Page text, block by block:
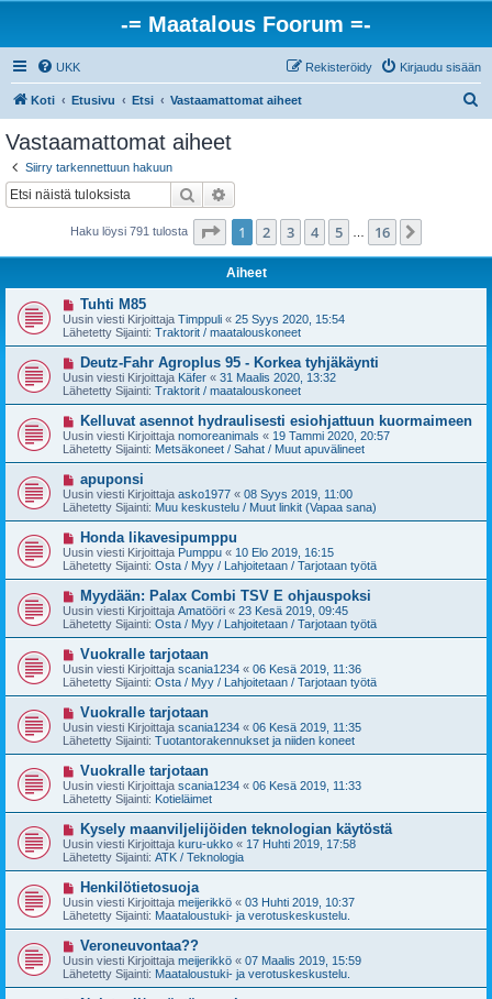
-= Maatalous Foorum =-
UKK Kirjaudu sisään
Rekisteröidy
Koti Etusivu Etsi Vastaamattomat aiheet
Vastaamattomat aiheet
Siirry tarkennettuun hakuun
Etsi
Haku löysi 791 tulosta Sivu /16
1 2 3 4 5 16
Aiheet
U
u
s
i
v
e
s
t
Tuhti M85
Uusin viesti Kirjoittaja Timppuli « 25 Syys 2020, 15:54
Lähetetty Sijainti: Traktorit / maatalouskoneet
U
u
s
i
v
e
s
t
Deutz-Fahr Agroplus 95 - Korkea tyhjäkäynti
Uusin viesti Kirjoittaja Käfer « 31 Maalis 2020, 13:32
Lähetetty Sijainti: Traktorit / maatalouskoneet
U
u
s
i
e
s
t
Kelluvat asennot hydraulisesti esiohjattuun kuormaimeen
Uusin viesti Kirjoittaja nomoreanimals « 19 Tammi 2020, 20:57
Lähetetty Sijainti: Metsäkoneet / Sahat / Muut apuvälineet
U
u
s
i
v
e
s
t
apuponsi
Uusin viesti Kirjoittaja asko1977 « 08 Syys 2019, 11:00
Lähetetty Sijainti: Muu keskustelu / Muut linkit (Vapaa sana)
U
u
s
i
v
e
s
t
Honda likavesipumppu
Uusin viesti Kirjoittaja Pumppu « 10 Elo 2019, 16:15
Lähetetty Sijainti: Osta / Myy / Lahjoitetaan / Tarjotaan työtä
U
u
s
i
v
e
s
t
Myydään: Palax Combi TSV E ohjauspoksi
Uusin viesti Kirjoittaja Amatööri « 23 Kesä 2019, 09:45
Lähetetty Sijainti: Osta / Myy / Lahjoitetaan / Tarjotaan työtä
U
u
s
i
v
e
s
t
Vuokralle tarjotaan
Uusin viesti Kirjoittaja scania1234 « 06 Kesä 2019, 11:36
Lähetetty Sijainti: Osta / Myy / Lahjoitetaan / Tarjotaan työtä
U
u
s
i
v
e
s
t
Vuokralle tarjotaan
Uusin viesti Kirjoittaja scania1234 « 06 Kesä 2019, 11:35
Lähetetty Sijainti: Tuotantorakennukset ja niiden koneet
U
u
s
i
v
e
s
t
Vuokralle tarjotaan
Uusin viesti Kirjoittaja scania1234 « 06 Kesä 2019, 11:33
Lähetetty Sijainti: Kotieläimet
U
u
s
i
v
e
s
t
Kysely maanviljelijöiden teknologian käytöstä
Uusin viesti Kirjoittaja kuru-ukko « 17 Huhti 2019, 17:58
Lähetetty Sijainti: ATK / Teknologia
U
u
s
i
v
e
s
t
Henkilötietosuoja
Uusin viesti Kirjoittaja meijerikkö « 03 Huhti 2019, 10:37
Lähetetty Sijainti: Maataloustuki- ja verotuskeskustelu.
U
u
s
i
v
Veroneuvontaa??
Uusin viesti Kirjoittaja meijerikkö « 07 Maalis 2019, 15:59
Lähetetty Sijainti: Maataloustuki- ja verotuskeskustelu.